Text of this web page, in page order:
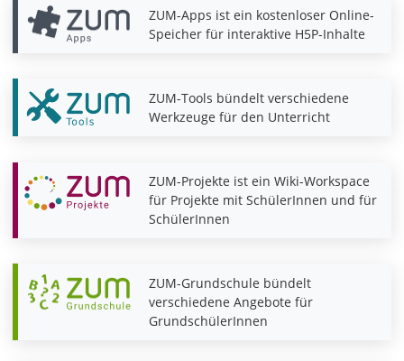
ZUM-Apps ist ein kostenloser Online-
Speicher für interaktive H5P-Inhalte
ZUM-Tools bündelt verschiedene
Werkzeuge für den Unterricht
ZUM-Projekte ist ein Wiki-Workspace
für Projekte mit SchülerInnen und für
SchülerInnen
ZUM-Grundschule bündelt
verschiedene Angebote für
GrundschülerInnen